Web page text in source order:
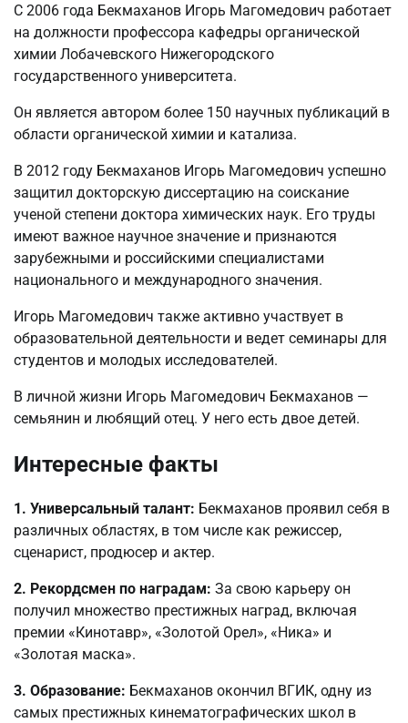
С 2006 года Бекмаханов Игорь Магомедович работает
на должности профессора кафедры органической
химии Лобачевского Нижегородского
государственного университета.
Он является автором более 150 научных публикаций в
области органической химии и катализа.
В 2012 году Бекмаханов Игорь Магомедович успешно
защитил докторскую диссертацию на соискание
ученой степени доктора химических наук. Его труды
имеют важное научное значение и признаются
зарубежными и российскими специалистами
национального и международного значения.
Игорь Магомедович также активно участвует в
образовательной деятельности и ведет семинары для
студентов и молодых исследователей.
В личной жизни Игорь Магомедович Бекмаханов —
семьянин и любящий отец. У него есть двое детей.
Интересные факты
1. Универсальный талант: Бекмаханов проявил себя в
различных областях, в том числе как режиссер,
сценарист, продюсер и актер.
2. Рекордсмен по наградам: За свою карьеру он
получил множество престижных наград, включая
премии «Кинотавр», «Золотой Орел», «Ника» и
«Золотая маска».
3. Образование: Бекмаханов окончил ВГИК, одну из
самых престижных кинематографических школ в